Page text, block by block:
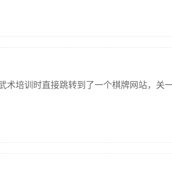
术培训时直接跳转到了一个棋牌网站，关